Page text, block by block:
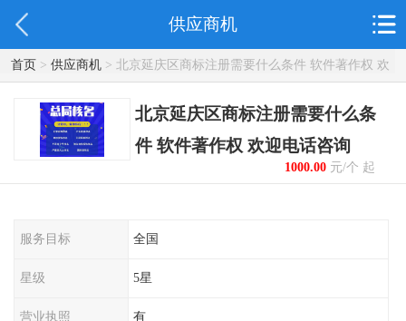
供应商机
首页> 供应商机> 北京延庆区商标注册需要什么条件 软件著作权 欢
迎电话咨询
北京延庆区商标注册需要什么条
件 软件著作权 欢迎电话咨询
1000.00元/个 起
服务目标 全国
星级 5星
营业执照 有